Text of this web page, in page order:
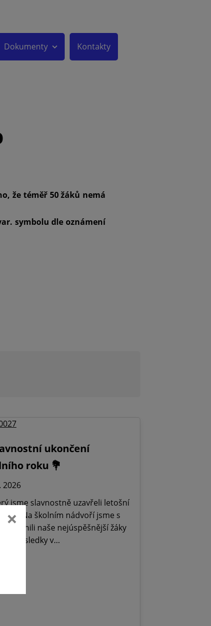
Dokumenty Kontakty
že téměř 50 žáků nemá
symbolu dle oznámení
ukončení
roku 💐
2026
jsme slavnostně uzavřeli letošní
rok. Na školním nádvoří jsme s
ocenili naše nejúspěšnější žáky
výsledky v…